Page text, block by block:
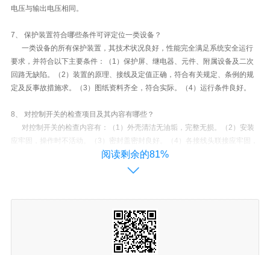
电压与输出电压相同。
7、 保护装置符合哪些条件可评定位一类设备？
一类设备的所有保护装置，其技术状况良好，性能完全满足系统安全运行
要求，并符合以下主要条件：（1）保护屏、继电器、元件、附属设备及二次
回路无缺陷。（2）装置的原理、接线及定值正确，符合有关规定、条例的规
定及反事故措施求。（3）图纸资料齐全，符合实际。（4）运行条件良好。
8、 对控制开关的检查项目及其内容有哪些？
对控制开关的检查内容有：（1）外壳清洁无油垢，完整无损。（2）安装
应牢固，操作时不活动。（3）密封盖密封良好。（4）各接线头联接应牢固，
不松动，不锈蚀。（5）转动灵活，位置正确，接触良好。（6）打开密封盖，
用手电筒照着检查，内部应清洁，润滑油脂不干燥，接触点无烧损。用绝缘棍
9、 变压器差动保护在变压器空载投入时民营检查哪些内容？
变压器的差动保护，在新安装时必须将变压器在额定电压下做5次空载试
验。在作空载投入之前，应对二次接线进行检查，并确保正确无误。空载投入
试验应在变压器的大电源侧和低压侧进行，这是因为系统阻抗及变压器饿漏抗
阅读剩余的81%